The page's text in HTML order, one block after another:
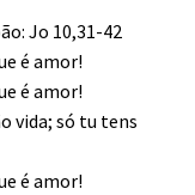
Jo 10,31-42
é amor!
é amor!
vida; só tu tens
é amor!